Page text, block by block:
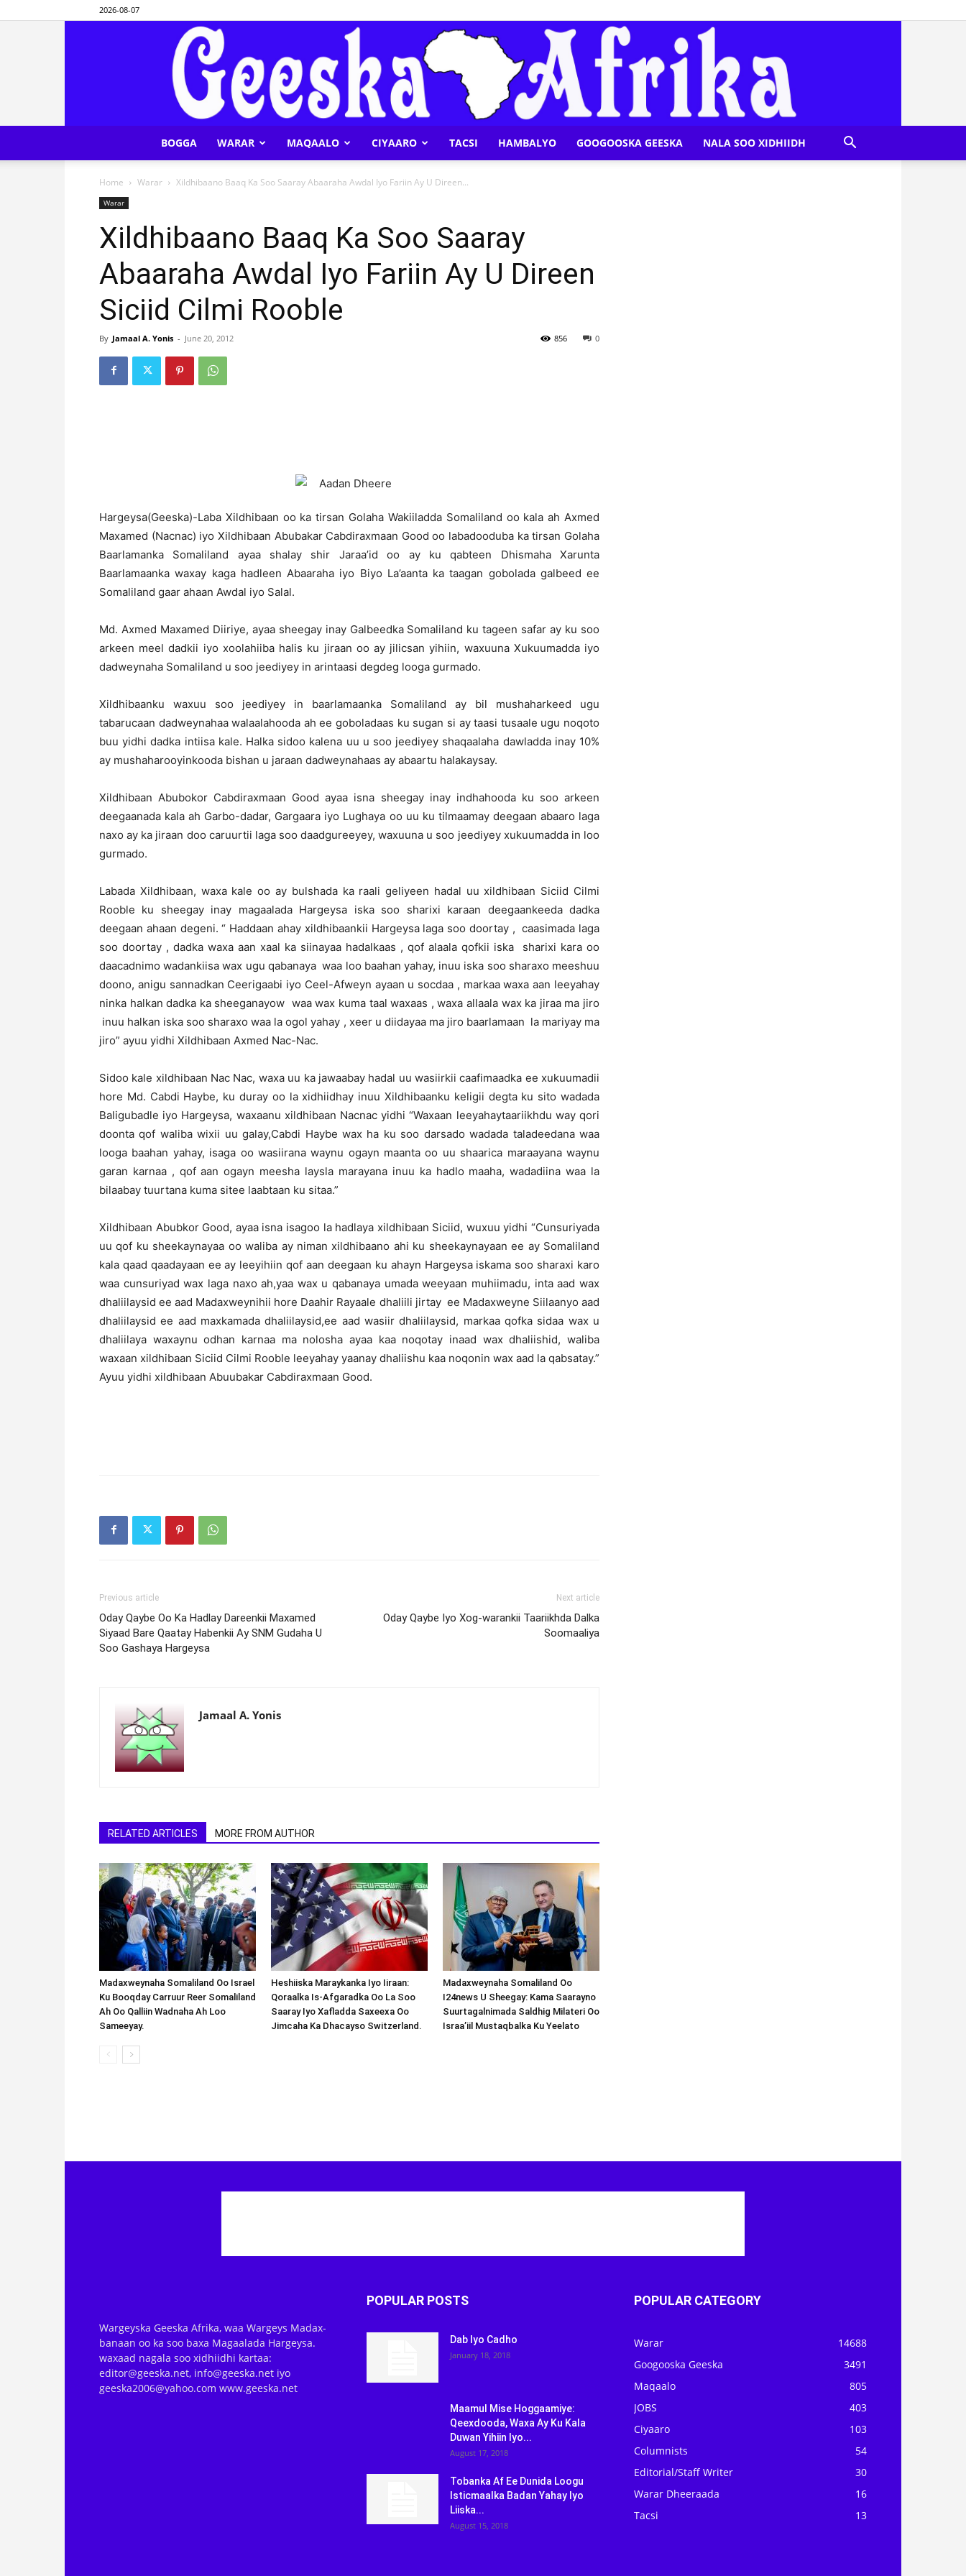
2026-08-07
Afrika
BOGGA WARAR MAQAALO CIYAARO TACSI HAMBALYO GOOGOOSKA GEESKA NALA SOO XIDHIIDH
Home Warar Xildhibaano Baaq Ka Soo Saaray Abaaraha Awdal Iyo Fariin Ay U Direen...
Warar
Xildhibaano Baaq Ka Soo Saaray
Abaaraha Awdal Iyo Fariin Ay U Direen
Siciid Cilmi Rooble
By Jamaal A. Yonis - June 20, 2012 0
856
Hargeysa(Geeska)-Laba Xildhibaan oo ka tirsan Golaha Wakiiladda Somaliland oo kala ah Axmed
Maxamed (Nacnac) iyo Xildhibaan Abubakar Cabdiraxmaan Good oo labadooduba ka tirsan Golaha
Baarlamanka Somaliland ayaa shalay shir Jaraa’id oo ay ku qabteen Dhismaha Xarunta
Baarlamaanka waxay kaga hadleen Abaaraha iyo Biyo La’aanta ka taagan gobolada galbeed ee
Somaliland gaar ahaan Awdal iyo Salal.
Md. Axmed Maxamed Diiriye, ayaa sheegay inay Galbeedka Somaliland ku tageen safar ay ku soo
arkeen meel dadkii iyo xoolahiiba halis ku jiraan oo ay jilicsan yihiin, waxuuna Xukuumadda iyo
dadweynaha Somaliland u soo jeediyey in arintaasi degdeg looga gurmado.
Xildhibaanku waxuu soo jeediyey in baarlamaanka Somaliland ay bil mushaharkeed ugu
tabarucaan dadweynahaa walaalahooda ah ee goboladaas ku sugan si ay taasi tusaale ugu noqoto
buu yidhi dadka intiisa kale. Halka sidoo kalena uu u soo jeediyey shaqaalaha dawladda inay 10%
ay mushaharooyinkooda bishan u jaraan dadweynahaas ay abaartu halakaysay.
Xildhibaan Abubokor Cabdiraxmaan Good ayaa isna sheegay inay indhahooda ku soo arkeen
deegaanada kala ah Garbo-dadar, Gargaara iyo Lughaya oo uu ku tilmaamay deegaan abaaro laga
naxo ay ka jiraan doo caruurtii laga soo daadgureeyey, waxuuna u soo jeediyey xukuumadda in loo
gurmado.
Labada Xildhibaan, waxa kale oo ay bulshada ka raali geliyeen hadal uu xildhibaan Siciid Cilmi
Rooble ku sheegay inay magaalada Hargeysa iska soo sharixi karaan deegaankeeda dadka
deegaan ahaan degeni. “ Haddaan ahay xildhibaankii Hargeysa laga soo doortay , caasimada laga
soo doortay , dadka waxa aan xaal ka siinayaa hadalkaas , qof alaala qofkii iska sharixi kara oo
daacadnimo wadankiisa wax ugu qabanaya waa loo baahan yahay, inuu iska soo sharaxo meeshuu
doono, anigu sannadkan Ceerigaabi iyo Ceel-Afweyn ayaan u socdaa , markaa waxa aan leeyahay
ninka halkan dadka ka sheeganayow waa wax kuma taal waxaas , waxa allaala wax ka jiraa ma jiro
inuu halkan iska soo sharaxo waa la ogol yahay , xeer u diidayaa ma jiro baarlamaan la mariyay ma
jiro” ayuu yidhi Xildhibaan Axmed Nac-Nac.
Sidoo kale xildhibaan Nac Nac, waxa uu ka jawaabay hadal uu wasiirkii caafimaadka ee xukuumadii
hore Md. Cabdi Haybe, ku duray oo la xidhiidhay inuu Xildhibaanku keligii degta ku sito wadada
Baligubadle iyo Hargeysa, waxaanu xildhibaan Nacnac yidhi “Waxaan leeyahaytaariikhdu way qori
doonta qof waliba wixii uu galay,Cabdi Haybe wax ha ku soo darsado wadada taladeedana waa
looga baahan yahay, isaga oo wasiirana waynu ogayn maanta oo uu shaarica maraayana waynu
garan karnaa , qof aan ogayn meesha laysla marayana inuu ka hadlo maaha, wadadiina waa la
bilaabay tuurtana kuma sitee laabtaan ku sitaa.”
Xildhibaan Abubkor Good, ayaa isna isagoo la hadlaya xildhibaan Siciid, wuxuu yidhi “Cunsuriyada
uu qof ku sheekaynayaa oo waliba ay niman xildhibaano ahi ku sheekaynayaan ee ay Somaliland
kala qaad qaadayaan ee ay leeyihiin qof aan deegaan ku ahayn Hargeysa iskama soo sharaxi karo
waa cunsuriyad wax laga naxo ah,yaa wax u qabanaya umada weeyaan muhiimadu, inta aad wax
dhaliilaysid ee aad Madaxweynihii hore Daahir Rayaale dhaliili jirtay ee Madaxweyne Siilaanyo aad
dhaliilaysid ee aad maxkamada dhaliilaysid,ee aad wasiir dhaliilaysid, markaa qofka sidaa wax u
dhaliilaya waxaynu odhan karnaa ma nolosha ayaa kaa noqotay inaad wax dhaliishid, waliba
waxaan xildhibaan Siciid Cilmi Rooble leeyahay yaanay dhaliishu kaa noqonin wax aad la qabsatay.”
Ayuu yidhi xildhibaan Abuubakar Cabdiraxmaan Good.
Previous article
Oday Qaybe Oo Ka Hadlay Dareenkii Maxamed
Siyaad Bare Qaatay Habenkii Ay SNM Gudaha U
Soo Gashaya Hargeysa
Next article
Oday Qaybe Iyo Xog-warankii Taariikhda Dalka
Soomaaliya
Jamaal A. Yonis
RELATED ARTICLES MORE FROM AUTHOR
Madaxweynaha Somaliland Oo Israel
Ku Booqday Carruur Reer Somaliland
Ah Oo Qalliin Wadnaha Ah Loo
Sameeyay.
Heshiiska Maraykanka Iyo Iiraan:
Qoraalka Is-Afgaradka Oo La Soo
Saaray Iyo Xafladda Saxeexa Oo
Jimcaha Ka Dhacayso Switzerland.
Madaxweynaha Somaliland Oo
I24news U Sheegay: Kama Saarayno
Suurtagalnimada Saldhig Milateri Oo
Israa’iil Mustaqbalka Ku Yeelato
Wargeyska Geeska Afrika, waa Wargeys Madax-
banaan oo ka soo baxa Magaalada Hargeysa.
waxaad nagala soo xidhiidhi kartaa:
editor@geeska.net, info@geeska.net iyo
geeska2006@yahoo.com www.geeska.net
POPULAR POSTS
Dab Iyo Cadho
January 18, 2018
Maamul Mise Hoggaamiye:
Qeexdooda, Waxa Ay Ku Kala
Duwan Yihiin Iyo...
August 17, 2018
Tobanka Af Ee Dunida Loogu
Isticmaalka Badan Yahay Iyo
Liiska...
August 15, 2018
POPULAR CATEGORY
Warar
14688
Googooska Geeska
3491
Maqaalo
805
JOBS
403
Ciyaaro
103
Columnists
54
Editorial/Staff Writer
30
Warar Dheeraada
16
Tacsi
13